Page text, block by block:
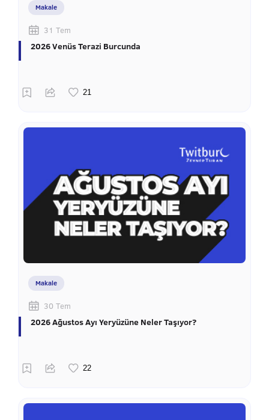
Makale
31 Tem
2026 Venüs Terazi Burcunda
Makale
30 Tem
2026 Ağustos Ayı Yeryüzüne Neler Taşıyor?